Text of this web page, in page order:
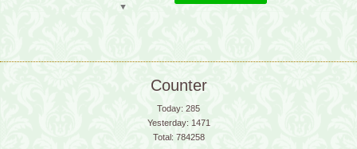
▼
Counter
Today: 285
Yesterday: 1471
Total: 784258